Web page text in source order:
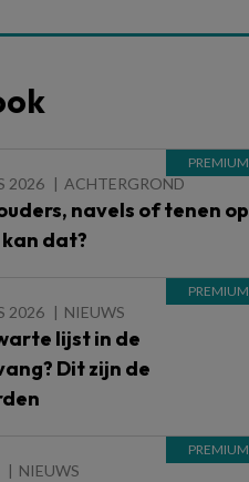
2026 ACHTERGROND
navels of tenen op
dat?
2026 NIEUWS
lijst in de
Dit zijn de
NIEUWS